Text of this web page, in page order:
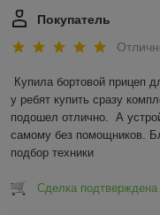
DF300
Покупатель
Купила бортовой прицеп
у ребят купить сразу
подошел отлично.  А
самому без помощников.
подбор техники
Сделка подтверждена